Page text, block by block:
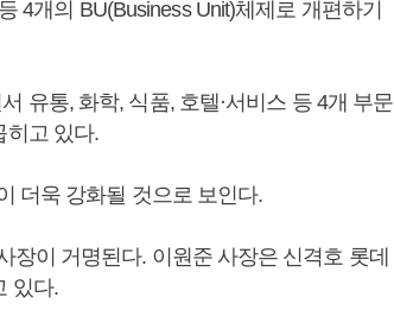
4개의 BU(Business Unit)체제로 개편하기
유통, 화학, 식품, 호텔·서비스 등 4개 부문
히고 있다.
더욱 강화될 것으로 보인다.
이 거명된다. 이원준 사장은 신격호 롯데
있다.